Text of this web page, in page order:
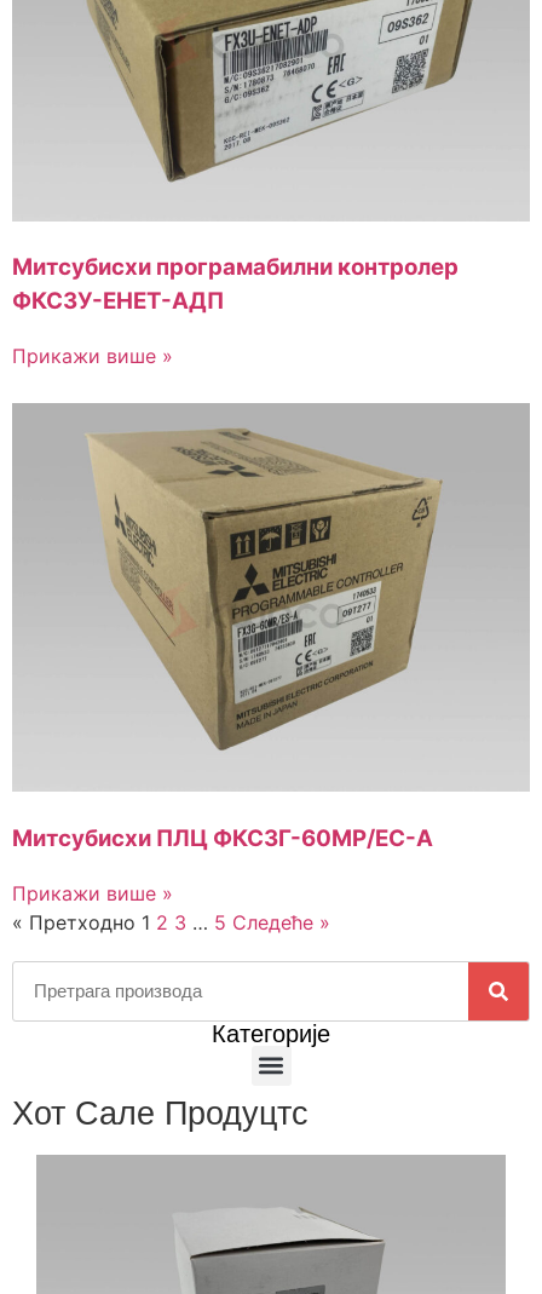
Категорије
Хот Сале Продуцтс
Митсубисхи програмабилни контролер
ФКС3У-ЕНЕТ-АДП
Прикажи више »
Митсубисхи ПЛЦ ФКС3Г-60МР/ЕС-А
Прикажи више »
« Претходно 1 2 3 … 5 Следеће »